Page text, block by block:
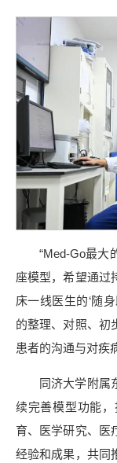
“Med-Go最大
座模型，希望通过
床一线医生的‘随
的整理、对照、初
患者的沟通与对疾
同济大学附属
续完善模型功能
育、医学研究、医
经验和成果，共同